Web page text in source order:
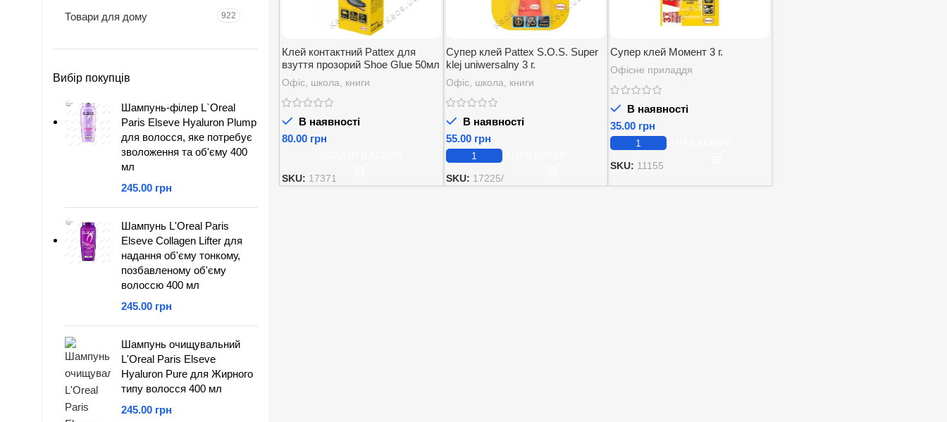
Товари для дому 922
Вибір покупців
Шампунь-філер L`Oreal
Paris Elseve Hyaluron Plump
для волосся, яке потребує
зволоження та об'єму 400
мл
грн
Шампунь L'Oreal Paris
Elseve Collagen Lifter для
надання об'єму тонкому,
позбавленому об'єму
волоссю 400 мл
грн
Шампунь очищувальний
L'Oreal Paris Elseve
Hyaluron Pure для Жирного
типу волосся 400 мл
грн
Клей контактний Pattex для
взуття прозорий Shoe Glue 50мл
Офіс, школа, книги
В наявності
грн
SKU: 17371
Супер клей Pattex S.O.S. Super
klej uniwersalny 3 г.
Офіс, школа, книги
В наявності
грн
SKU: 17225/
Супер клей Момент 3 г.
Офісне приладдя
В наявності
грн
SKU: 11155